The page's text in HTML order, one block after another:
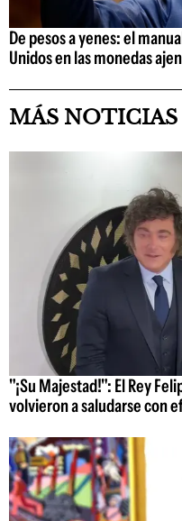
De pesos a yenes: el
Unidos en las monedas
MÁS NOTICIAS
"¡Su Majestad!": El Rey
volvieron a saludarse con